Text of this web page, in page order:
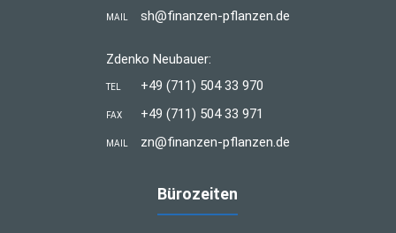
MAIL sh@finanzen-pflanzen.de
Zdenko Neubauer:
TEL +49 (711) 504 33 970
FAX +49 (711) 504 33 971
MAIL zn@finanzen-pflanzen.de
Bürozeiten